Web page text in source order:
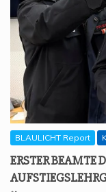
BLAULICHT Report
ERS­TER BEAM­TE